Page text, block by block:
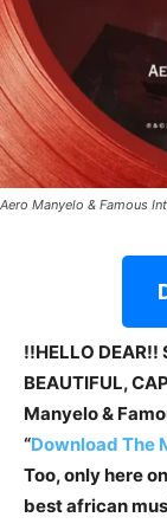
Aero Manyelo & Famous
!!HELLO DEAR!!
BEAUTIFUL,
Manyelo &
“Download The
Too, only here
best african